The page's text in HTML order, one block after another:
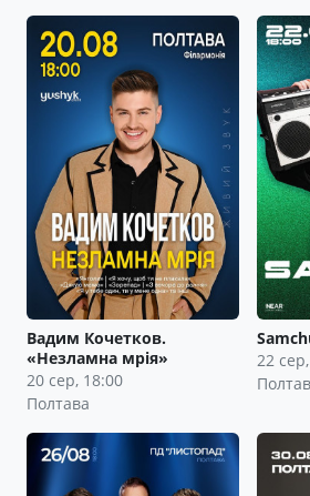
Вадим Кочетков.
«Незламна мрія»
20 сер, 18:00
Полтава
22